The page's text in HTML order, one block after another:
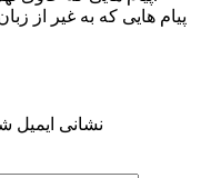
پیام هایی که به غیر از
نشانی ایمیل